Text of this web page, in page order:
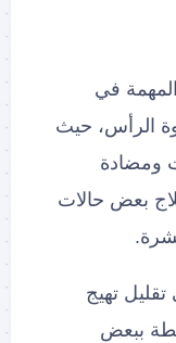
في
الرأس، حيث
ومضادة
بعض حالات
تهيج
ببعض